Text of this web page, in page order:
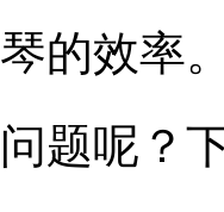
琴的效率
问题呢？